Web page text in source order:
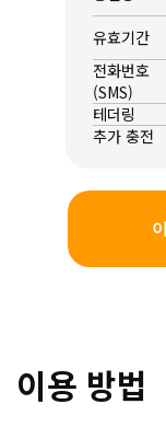
유효기간
전화번호
(SMS)
테더링
추가 충전
이용 방법